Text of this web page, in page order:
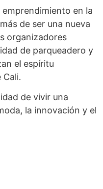
emprendimiento en la
de ser una nueva
organizadores
de parqueadero y
el espíritu
de vivir una
la innovación y el